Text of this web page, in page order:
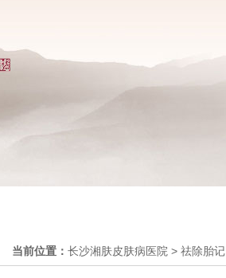
当前位置： 长沙湘肤皮肤病医院 > 祛除胎记